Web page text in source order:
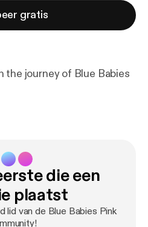
gratis
journey of Blue Babies
die een
plaatst
lid van de Blue Babies Pink